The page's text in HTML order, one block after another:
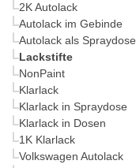
2K Autolack
Autolack im Gebinde
Autolack als Spraydose
Lackstifte
NonPaint
Klarlack
Klarlack in Spraydose
Klarlack in Dosen
1K Klarlack
Volkswagen Autolack